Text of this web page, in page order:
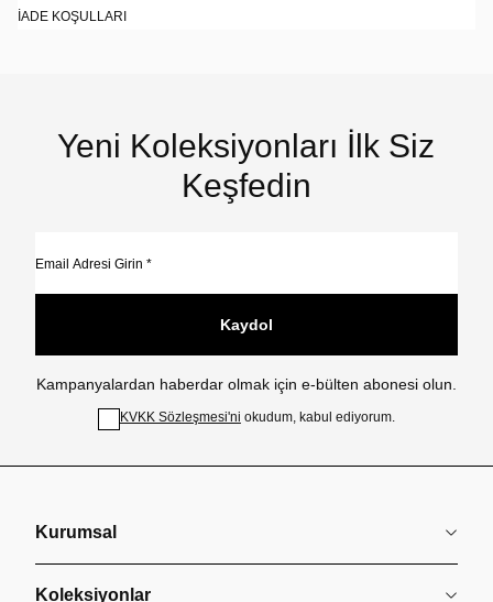
İADE KOŞULLARI
Yeni Koleksiyonları İlk Siz
Keşfedin
Kaydol
Kampanyalardan haberdar olmak için e-bülten abonesi olun.
KVKK Sözleşmesi'ni okudum, kabul ediyorum.
Kurumsal
Koleksiyonlar